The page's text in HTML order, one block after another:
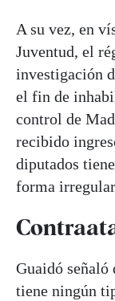
A su vez, en
Juventud, el
investigación
el fin de
control de
recibido
diputados
forma
Guaidó
tiene ningún